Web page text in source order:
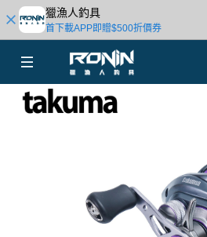
獵漁人釣具
首下載APP即贈$500折價券